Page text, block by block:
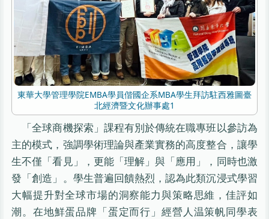
東華大學管理學院EMBA學員偕國企系MBA學生拜訪駐西雅圖臺
北經濟暨文化辦事處1
「全球商機探索」課程有別於傳統在職專班以參訪為
主的模式，強調學術理論與產業實務的高度整合，讓學
生不僅「看見」，更能「理解」與「應用」，同時也激
發「創造」。學生普遍回饋熱烈，認為此類沉浸式學習
大幅提升對全球市場的洞察能力與策略思維，佳評如
潮。在地鮮蛋品牌「蛋定而行」經營人温策帆同學表